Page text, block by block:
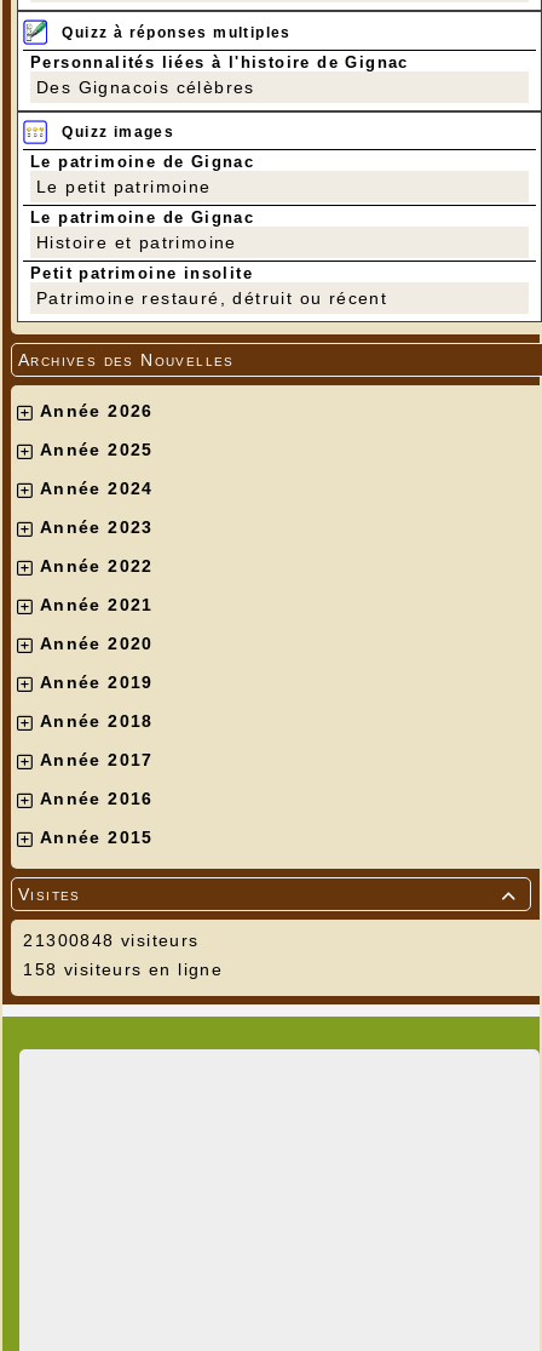
Quizz à réponses multiples
Personnalités liées à l'histoire de Gignac
Des Gignacois célèbres
Quizz images
Le patrimoine de Gignac
Le petit patrimoine
Le patrimoine de Gignac
Histoire et patrimoine
Petit patrimoine insolite
Patrimoine restauré, détruit ou récent
Archives des Nouvelles
Année 2026
Année 2025
Année 2024
Année 2023
Année 2022
Année 2021
Année 2020
Année 2019
Année 2018
Année 2017
Année 2016
Année 2015

Visites
21300848 visiteurs
158 visiteurs en ligne